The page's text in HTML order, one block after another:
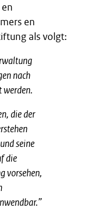
en
als volgt:
nach
die der
seine
die
vorsehen,